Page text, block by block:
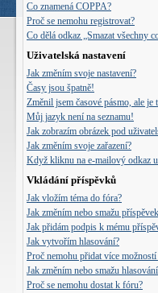
Co znamená COPPA?
Proč se nemohu registrovat?
Co dělá odkaz „Smazat všechny
Uživatelská nastavení
Jak změním svoje nastavení?
Časy jsou špatně!
Změnil jsem časové pásmo, ale je
Můj jazyk není na seznamu!
Jak zobrazím obrázek pod
Jak změním svoje zařazení?
Když kliknu na e-mailový odkaz
Vkládání příspěvků
Jak vložím téma do fóra?
Jak změním nebo smažu
Jak přidám podpis k mému
Jak vytvořím hlasování?
Proč nemohu přidat více
Jak změním nebo smažu
Proč se nemohu dostat k fóru?